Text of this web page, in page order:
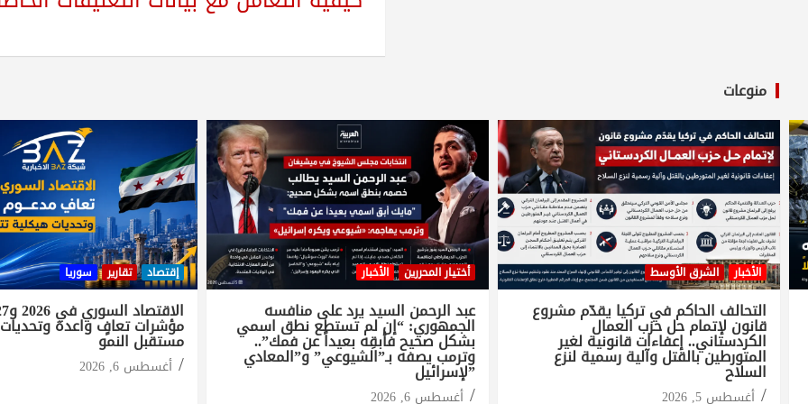
منوعات
إقتصاد تقارير سوريا
مؤشرات تعافٍ واعدة
مستقبل النمو
أغسطس 6, 2026
أختيار المحررين الأخبار
عبد الرحمن السيد يرد على منافسه
الجمهوري: “إن لم تستطع نطق اسمي
بشكل صحيح فأبقِه بعيداً عن فمك”..
وترمب يصفه بـ”الشيوعي” و”المعادي
لإسرائيل”
أغسطس 6, 2026
الأخبار الشرق الأوسط
التحالف الحاكم في تركيا يقدّم مشروع
قانون لإتمام حل حزب العمال
الكردستاني.. إعفاءات قانونية لغير
المتورطين بالقتل وآلية رسمية لنزع
السلاح
أغسطس 5, 2026